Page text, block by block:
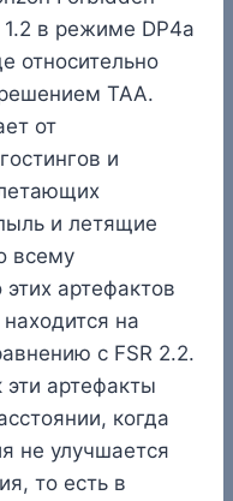
1.2 в режиме DP4a
относительно
TAA.
от
и
и летящие
всему
артефактов
на
с FSR 2.2.
артефакты
когда
не улучшается
то есть в